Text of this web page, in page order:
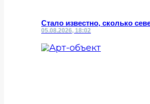
Стало известно, сколько
05.08.2026, 18:02